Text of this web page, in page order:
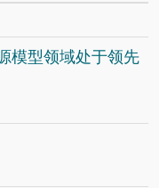
模型领域处于领先